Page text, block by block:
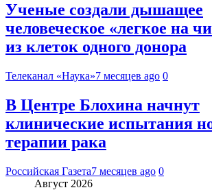
Ученые создали дышащее
человеческое «легкое на
из клеток одного донора
Телеканал «Наука»7 месяцев ago 0
В Центре Блохина начнут
клинические испытания
терапии рака
Российская Газета7 месяцев ago 0
Август 2026